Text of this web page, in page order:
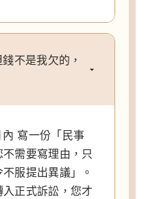
不是我欠的，
寫一份「民事
需要寫理由，只
服提出異議」。
正式訴訟，您才